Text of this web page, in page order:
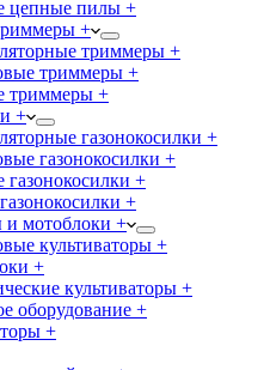
цепные пилы +
+
триммеры +
триммеры +
триммеры +
+
газонокосилки +
газонокосилки +
газонокосилки +
+
и мотоблоки +
культиваторы +
+
культиваторы +
оборудование +
+